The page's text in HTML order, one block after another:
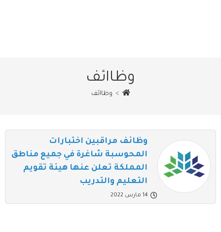
وظاائف
> وظاائف
وظائف مراقبين اختبارات
المحوسبة شاغرة في جميع مناطق
المملكة تعلن عنها هيئة تقويم
التعليم والتدريب
14 مارس 2022